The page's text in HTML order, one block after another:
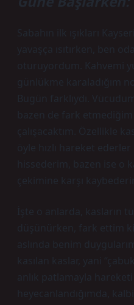
Sabahın ilk ışıkları
yavaşça ısıtırken, ben
oturuyordum. Kahvemi
günlükme karaladığım
Bugün farklıydı.
bazen de fark
çalışacaktım. Özellikle
öyle hızlı hareket
hissederim, bazen ise o
çekimine karşı
İşte o anlarda, kasların
düşünürken, fark ettim ki
aslında benim
kasılan kaslar, yani
anlık patlamayla hareketi
heyecanlandığımda,